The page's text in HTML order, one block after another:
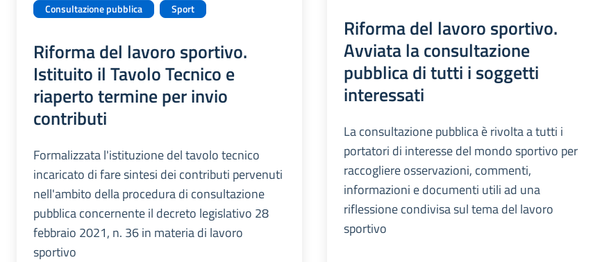
Consultazione pubblica
Sport
Riforma del lavoro sportivo.
Istituito il Tavolo Tecnico e
riaperto termine per invio
contributi
Formalizzata l'istituzione del tavolo tecnico
incaricato di fare sintesi dei contributi pervenuti
nell'ambito della procedura di consultazione
pubblica concernente il decreto legislativo 28
febbraio 2021, n. 36 in materia di lavoro
sportivo
Riforma del lavoro sportivo.
Avviata la consultazione
pubblica di tutti i soggetti
interessati
La consultazione pubblica è rivolta a tutti i
portatori di interesse del mondo sportivo per
raccogliere osservazioni, commenti,
informazioni e documenti utili ad una
riflessione condivisa sul tema del lavoro
sportivo